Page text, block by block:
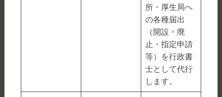
所・厚生局へ
の各種届出
（開設・廃
止・指定申請
等）を行政書
士として代行
します。